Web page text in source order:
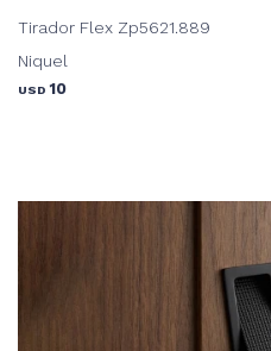
Tirador Flex Zp5621.889
Niquel
USD 10